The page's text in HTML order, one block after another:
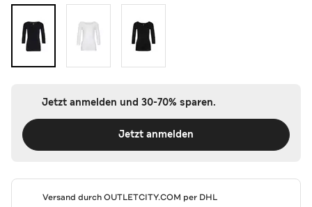
Jetzt anmelden und 30-70% sparen.
Jetzt anmelden
Versand durchOUTLETCITY.COM per DHL